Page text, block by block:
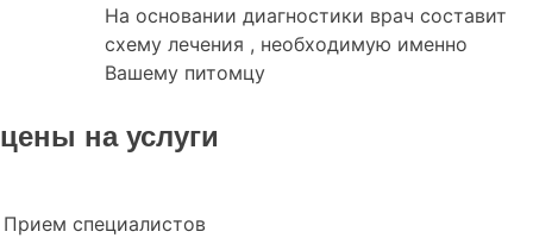
На основании диагностики врач составит
схему лечения , необходимую именно
Вашему питомцу
цены на услуги
Прием специалистов